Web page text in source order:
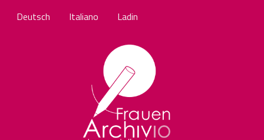
Deutsch Italiano Ladin